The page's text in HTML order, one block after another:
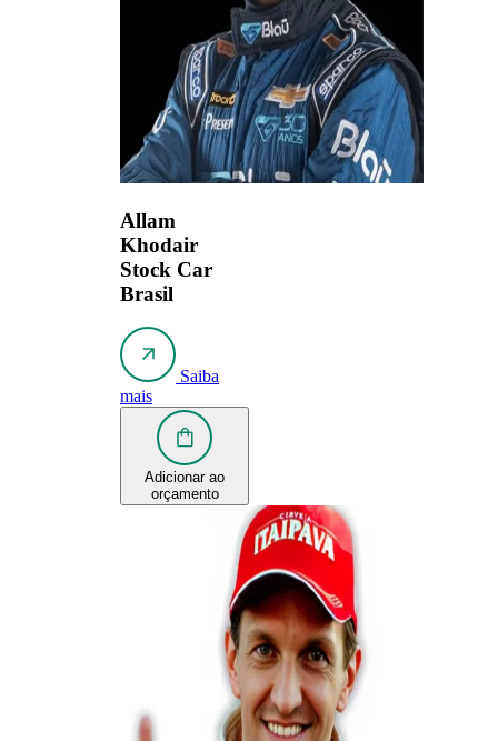
Allam
Khodair
Stock Car
Brasil
Saiba
mais
Adicionar ao
orçamento